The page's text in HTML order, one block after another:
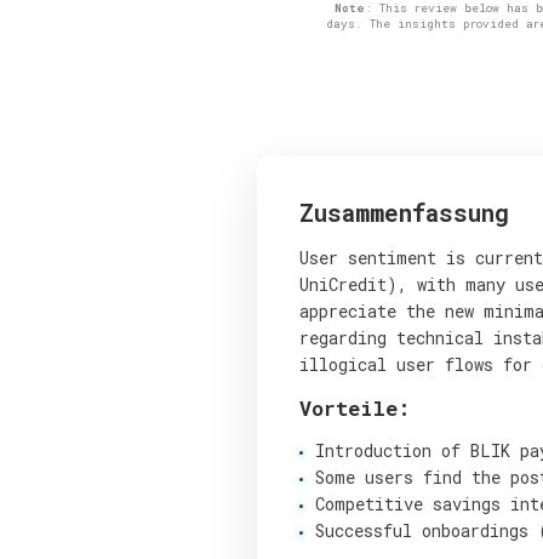
Note : This review below has
days. The insights provided
Zusammenfassung
User sentiment is
UniCredit), with many
appreciate the new
regarding technical
illogical user flows for
Vorteile:
Introduction of BLIK
Some users find the
Competitive savings
Successful